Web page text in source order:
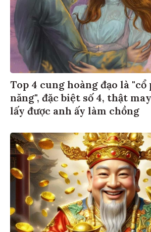
Top 4 cung hoàng đạo là
năng", đặc biệt số 4, thật
lấy được anh ấy làm chồng